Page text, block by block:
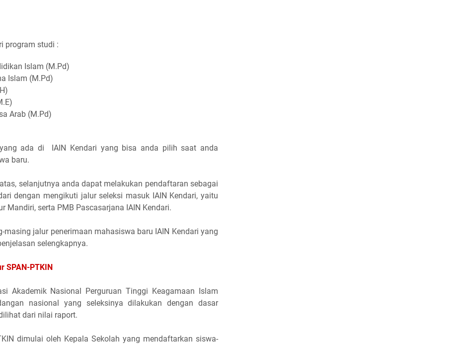
program studi :
Islam (M.Pd)
Islam (M.Pd)
Arab (M.Pd)
ada di IAIN Kendari yang bisa anda pilih saat anda
baru.
selanjutnya anda dapat melakukan pendaftaran sebagai
dengan mengikuti jalur seleksi masuk IAIN Kendari, yaitu
Mandiri, serta PMB Pascasarjana IAIN Kendari.
jalur penerimaan mahasiswa baru IAIN Kendari yang
selengkapnya.
SPAN-PTKIN
Akademik Nasional Perguruan Tinggi Keagamaan Islam
nasional yang seleksinya dilakukan dengan dasar
dari nilai raport.
dimulai oleh Kepala Sekolah yang mendaftarkan siswa-